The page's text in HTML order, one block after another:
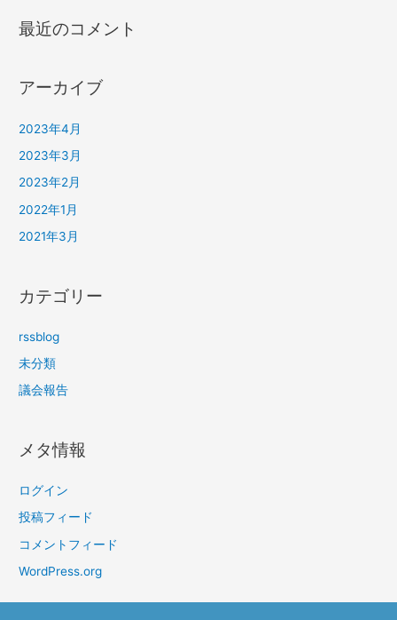
最近のコメント
アーカイブ
2023年4月
2023年3月
2023年2月
2022年1月
2021年3月
カテゴリー
rssblog
未分類
議会報告
メタ情報
ログイン
投稿フィード
コメントフィード
WordPress.org